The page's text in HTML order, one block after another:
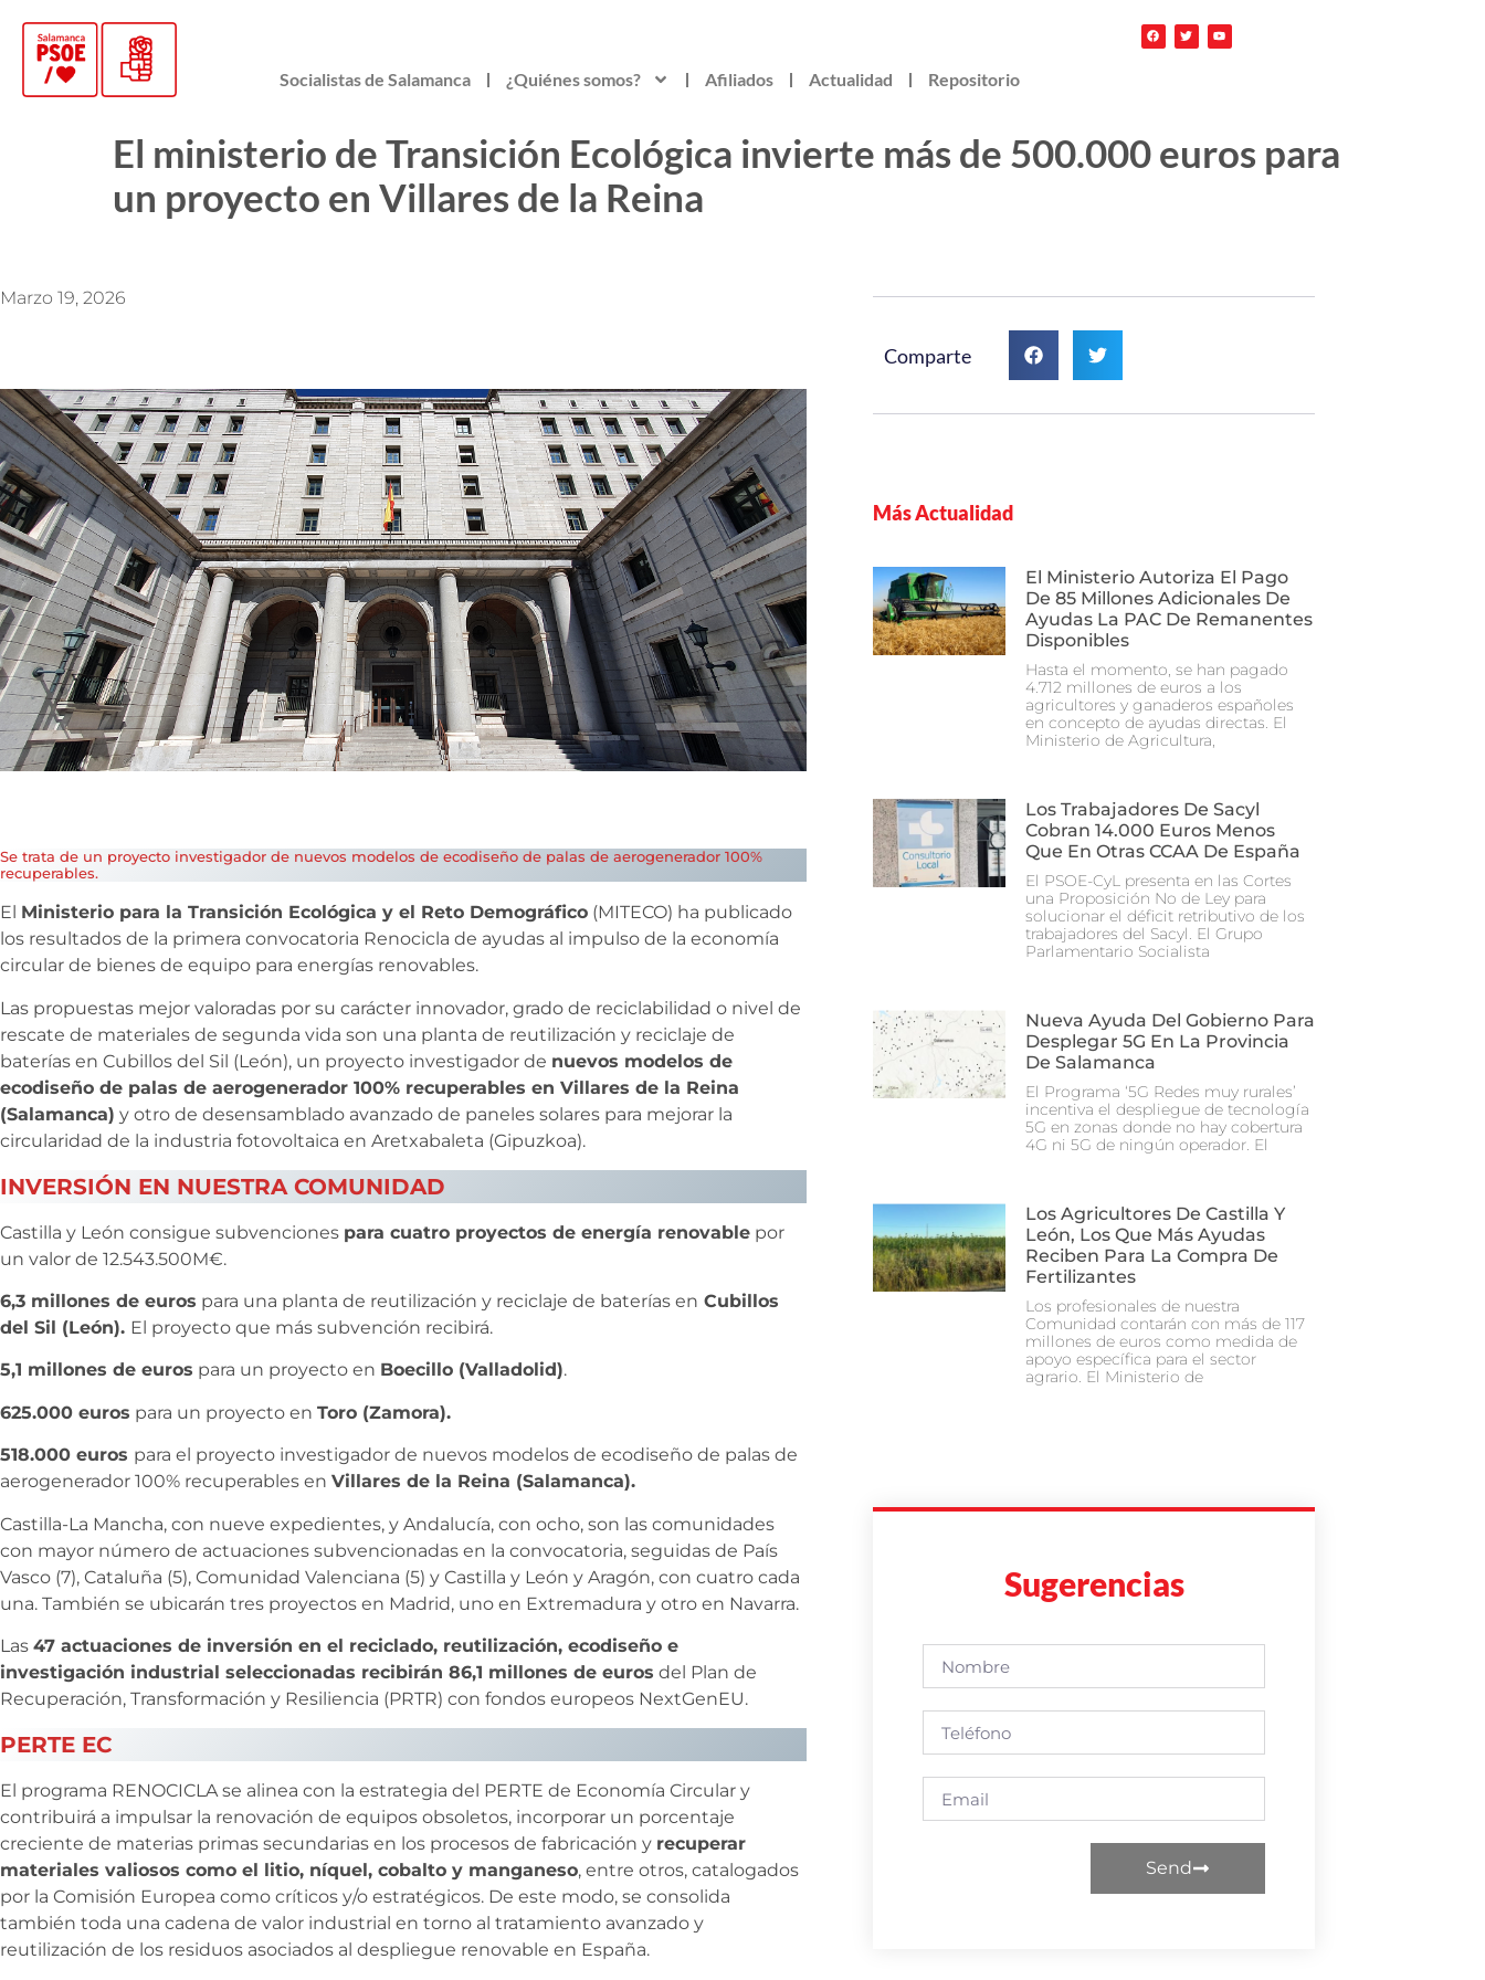
Socialistas de Salamanca ¿Quiénes somos? Afiliados Actualidad Repositorio
El ministerio de Transición Ecológica invierte más de 500.000 euros para
un proyecto en Villares de la Reina
Marzo 19, 2026
Se trata de un proyecto investigador de nuevos modelos de ecodiseño de palas de aerogenerador 100%
recuperables.
El Ministerio para la Transición Ecológica y el Reto Demográfico (MITECO) ha publicado
los resultados de la primera convocatoria Renocicla de ayudas al impulso de la economía
circular de bienes de equipo para energías renovables.
Las propuestas mejor valoradas por su carácter innovador, grado de reciclabilidad o nivel de
rescate de materiales de segunda vida son una planta de reutilización y reciclaje de
baterías en Cubillos del Sil (León), un proyecto investigador de nuevos modelos de
ecodiseño de palas de aerogenerador 100% recuperables en Villares de la Reina
(Salamanca) y otro de desensamblado avanzado de paneles solares para mejorar la
circularidad de la industria fotovoltaica en Aretxabaleta (Gipuzkoa).
INVERSIÓN EN NUESTRA COMUNIDAD
Castilla y León consigue subvenciones para cuatro proyectos de energía renovable por
un valor de 12.543.500M€.
6,3 millones de euros para una planta de reutilización y reciclaje de baterías en Cubillos
del Sil (León). El proyecto que más subvención recibirá.
5,1 millones de euros para un proyecto en Boecillo (Valladolid).
625.000 euros para un proyecto en Toro (Zamora).
518.000 euros para el proyecto investigador de nuevos modelos de ecodiseño de palas de
aerogenerador 100% recuperables en Villares de la Reina (Salamanca).
Castilla-La Mancha, con nueve expedientes, y Andalucía, con ocho, son las comunidades
con mayor número de actuaciones subvencionadas en la convocatoria, seguidas de País
Vasco (7), Cataluña (5), Comunidad Valenciana (5) y Castilla y León y Aragón, con cuatro cada
una. También se ubicarán tres proyectos en Madrid, uno en Extremadura y otro en Navarra.
Las 47 actuaciones de inversión en el reciclado, reutilización, ecodiseño e
investigación industrial seleccionadas recibirán 86,1 millones de euros del Plan de
Recuperación, Transformación y Resiliencia (PRTR) con fondos europeos NextGenEU.
PERTE EC
El programa RENOCICLA se alinea con la estrategia del PERTE de Economía Circular y
contribuirá a impulsar la renovación de equipos obsoletos, incorporar un porcentaje
creciente de materias primas secundarias en los procesos de fabricación y recuperar
materiales valiosos como el litio, níquel, cobalto y manganeso, entre otros, catalogados
por la Comisión Europea como críticos y/o estratégicos. De este modo, se consolida
también toda una cadena de valor industrial en torno al tratamiento avanzado y
reutilización de los residuos asociados al despliegue renovable en España.
Comparte
Más Actualidad
El Ministerio Autoriza El Pago
De 85 Millones Adicionales De
Ayudas La PAC De Remanentes
Disponibles
Hasta el momento, se han pagado
4.712 millones de euros a los
agricultores y ganaderos españoles
en concepto de ayudas directas. El
Ministerio de Agricultura,
Los Trabajadores De Sacyl
Cobran 14.000 Euros Menos
Que En Otras CCAA De España
El PSOE-CyL presenta en las Cortes
una Proposición No de Ley para
solucionar el déficit retributivo de los
trabajadores del Sacyl. El Grupo
Parlamentario Socialista
Nueva Ayuda Del Gobierno Para
Desplegar 5G En La Provincia
De Salamanca
El Programa ‘5G Redes muy rurales’
incentiva el despliegue de tecnología
5G en zonas donde no hay cobertura
4G ni 5G de ningún operador. El
Los Agricultores De Castilla Y
León, Los Que Más Ayudas
Reciben Para La Compra De
Fertilizantes
Los profesionales de nuestra
Comunidad contarán con más de 117
millones de euros como medida de
apoyo específica para el sector
agrario. El Ministerio de
Sugerencias
Send